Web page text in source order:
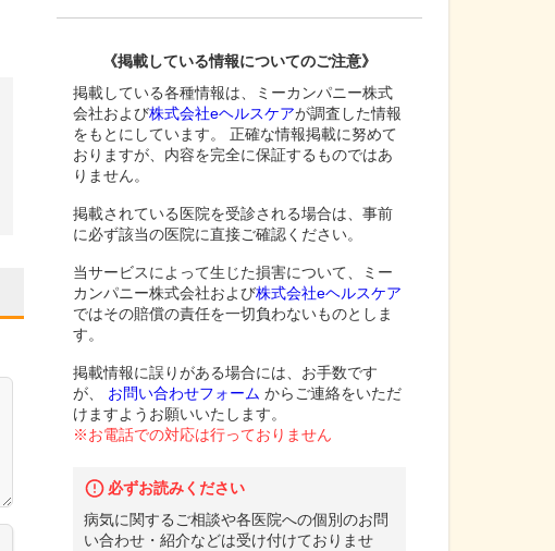
《掲載している情報についてのご注意》
掲載している各種情報は、ミーカンパニー株式
会社および株式会社eヘルスケアが調査した情報
をもとにしています。 正確な情報掲載に努めて
おりますが、内容を完全に保証するものではあ
りません。
掲載されている医院を受診される場合は、事前
に必ず該当の医院に直接ご確認ください。
当サービスによって生じた損害について、ミー
カンパニー株式会社および株式会社eヘルスケア
ではその賠償の責任を一切負わないものとしま
す。
掲載情報に誤りがある場合には、お手数です
が、
お問い合わせフォーム からご連絡をいただ
けますようお願いいたします。
※お電話での対応は行っておりません
必ずお読みください
病気に関するご相談や各医院への個別のお問
い合わせ・紹介などは受け付けておりませ